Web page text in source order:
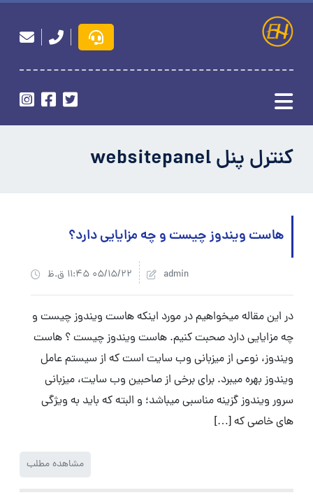
کنترل پنل websitepanel
هاست ویندوز چیست و چه مزایایی دارد؟
05/15/22 11:45 ق.ظ admin
در این مقاله میخواهیم در مورد اینکه هاست ویندوز چیست و
چه مزایایی دارد صحبت کنیم. هاست ویندوز چیست ؟ هاست
ویندوز، نوعی از میزبانی وب سایت است که از سیستم عامل
ویندوز بهره میبرد. برای برخی از صاحبین وب سایت، میزبانی
سرور ویندوز گزینه مناسبی میباشد؛ و البته که باید به ویژگی
های خاصی که […]
مشاهده مطلب